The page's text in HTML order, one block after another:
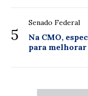
5
Senado Federal
Na CMO,
para